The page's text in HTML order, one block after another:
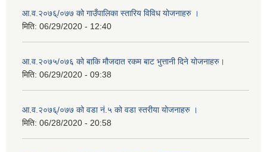
आ.व.२०७६्/०७७ को गाउँपालिका स्तारिय विविध योजनाहरु ।
मिति: 06/29/2020 - 12:40
आ.व.२०७५/०७६ को बाकि मौजदात रकम बाट भुत्तानी दिने योजनाहरु।
मिति: 06/29/2020 - 09:38
आ.व.२०७६्/०७७ को वडा नं.५ को वडा स्तरीया योजनाहरु ।
मिति: 06/28/2020 - 20:58